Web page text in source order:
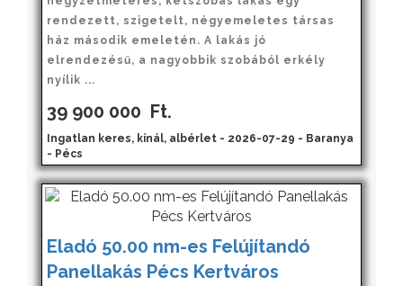
rendezett, szigetelt, négyemeletes társas
ház második emeletén. A lakás jó
elrendezésű, a nagyobbik szobából erkély
nyílik ...
39 900 000 Ft.
Ingatlan keres, kínál, albérlet - 2026-07-29 - Baranya
- Pécs
Eladó 50.00 nm-es Felújítandó
Panellakás Pécs Kertváros